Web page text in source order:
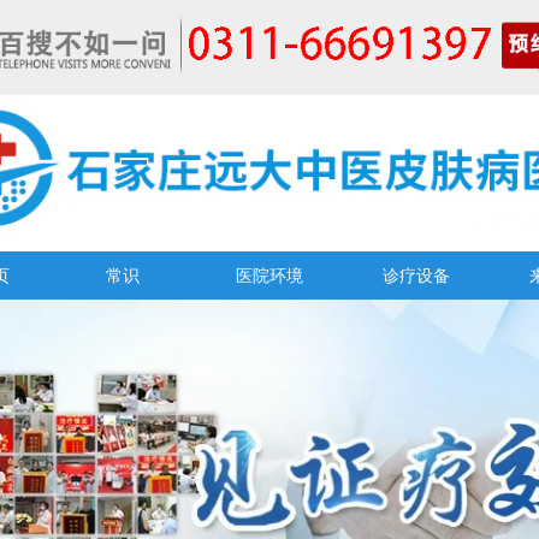
常识 医院环境 诊疗设备